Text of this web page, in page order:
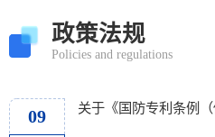
政策法规
Policies and regulations
09